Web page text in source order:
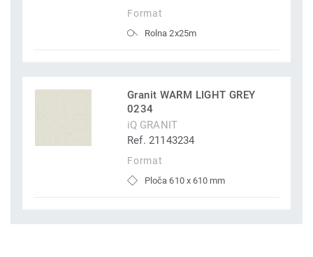
Format
Rolna 2x25m
Granit WARM LIGHT GREY
0234
iQ GRANIT
Ref. 21143234
Format
Ploča 610 x 610 mm